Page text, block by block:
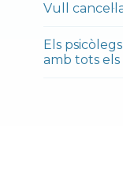
Vull
Els
amb tots